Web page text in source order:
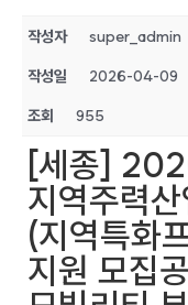
작성자 super_admin
작성일 2026-04-09
조회 955
[세종]
지역주력
(지역특화
지원 모집